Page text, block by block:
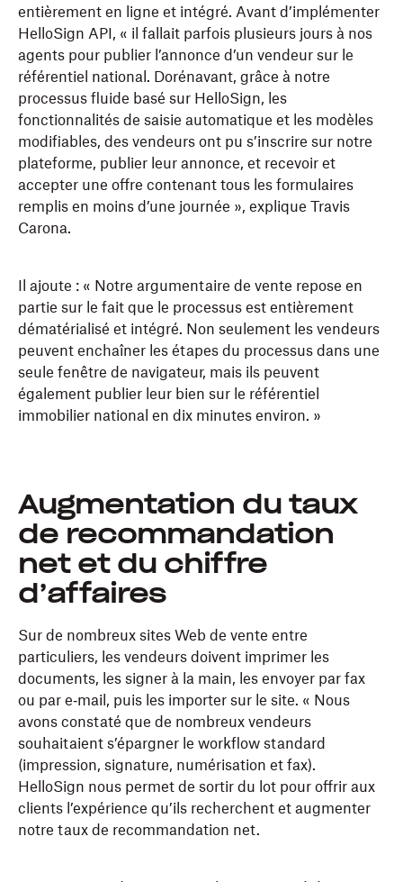
entièrement en ligne et intégré. Avant d’implémenter
HelloSign API, « il fallait parfois plusieurs jours à nos
agents pour publier l’annonce d’un vendeur sur le
référentiel national. Dorénavant, grâce à notre
processus fluide basé sur HelloSign, les
fonctionnalités de saisie automatique et les modèles
modifiables, des vendeurs ont pu s’inscrire sur notre
plateforme, publier leur annonce, et recevoir et
accepter une offre contenant tous les formulaires
remplis en moins d’une journée », explique Travis
Carona.
Il ajoute : « Notre argumentaire de vente repose en
partie sur le fait que le processus est entièrement
dématérialisé et intégré. Non seulement les vendeurs
peuvent enchaîner les étapes du processus dans une
seule fenêtre de navigateur, mais ils peuvent
également publier leur bien sur le référentiel
immobilier national en dix minutes environ. »
Augmentation du taux
de recommandation
net et du chiffre
d’affaires
Sur de nombreux sites Web de vente entre
particuliers, les vendeurs doivent imprimer les
documents, les signer à la main, les envoyer par fax
ou par e‑mail, puis les importer sur le site. « Nous
avons constaté que de nombreux vendeurs
souhaitaient s’épargner le workflow standard
(impression, signature, numérisation et fax).
HelloSign nous permet de sortir du lot pour offrir aux
clients l’expérience qu’ils recherchent et augmenter
notre taux de recommandation net.